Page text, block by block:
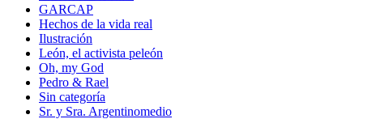
GARCAP
Hechos de la vida real
Ilustración
León, el activista peleón
Oh, my God
Pedro & Rael
Sin categoría
Sr. y Sra. Argentinomedio